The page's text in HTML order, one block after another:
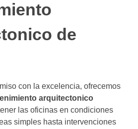
de
con la excelencia, ofrecemos
arquitectonico
las oficinas en condiciones
simples hasta intervenciones